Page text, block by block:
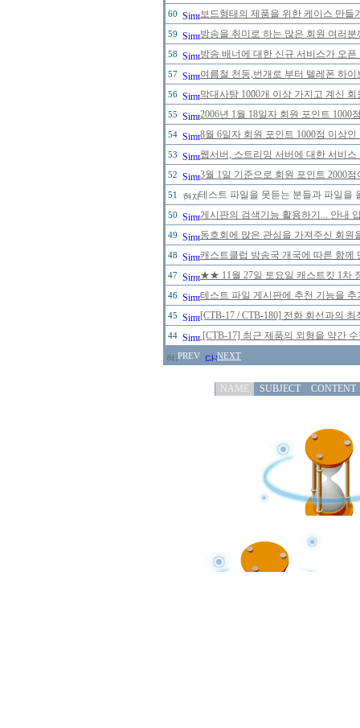
60 보드형태의 제품을 위한 케이스 만들
59 방송을 취미로 하는 많은 회원 여러
58 방송 배너에 대한 신규 서비스가 오
57 여름철 천둥,번개로 부터 텔레폰 하
56 막대사탕 1000개 이상 가지고 계신
55 2006년 1월 18일자 회원 포인트
54 8월 6일자 회원 포인트 1000점 이상
53 웹서버, 스트리밍 서버에 대한 서비
52 3월 1일 기준으로 회원 포인트 2000
51 테스트 파일을 못듣는 분들과 파일을
50 게시판의 검색기능 활용하기... 안내
49 동호회에 많은 관심을 가져주신 회
48 캐스트클럽 방송국 개국에 따른 함
47 ★★ 11월 27일 토요일 캐스트킷 1
46 테스트 파일 게시판에 추천 기능을
45 [CTB-17 / CTB-180] 전화 회선과의
44 [CTB-17] 최근 제품의 외형을 약간
PREV NEXT